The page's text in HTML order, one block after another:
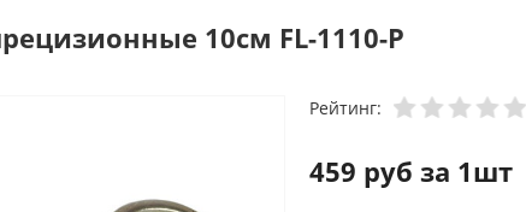
10см FL-1110-P
Рейтинг:
459 руб за 1шт